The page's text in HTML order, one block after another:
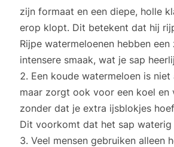
zijn formaat en een diepe, holle
erop klopt. Dit betekent dat hij
Rijpe watermeloenen hebben een
intensere smaak, wat je sap
Een koude watermeloen is
maar zorgt ook voor een koel en
zonder dat je extra ijsblokjes
Dit voorkomt dat het sap
Veel mensen gebruiken alleen